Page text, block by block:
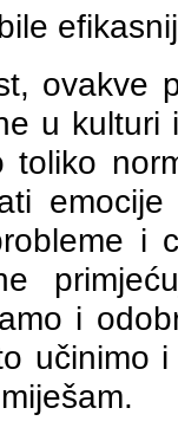
ovakve
u kulturi
toliko
i
i
učinimo